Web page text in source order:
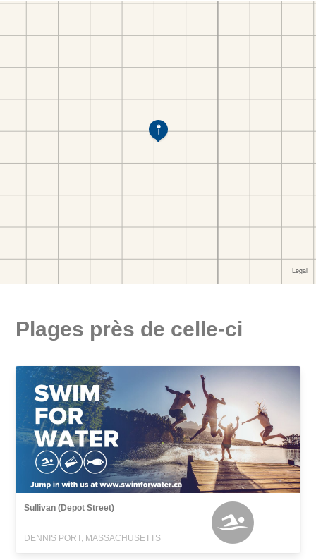
Plages près de celle-ci
Sullivan (Depot Street)
DENNIS PORT, MASSACHUSETTS